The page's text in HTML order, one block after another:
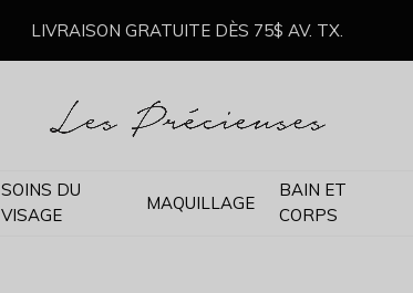
SOINS DU
VISAGE
MAQUILLAGE
BAIN ET
CORPS
LIVRAISON GRATUITE DÈS 75$ AV. TX.